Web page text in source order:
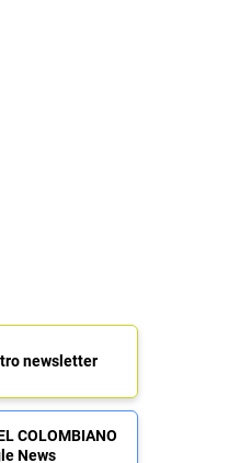
newsletter
COLOMBIANO
News